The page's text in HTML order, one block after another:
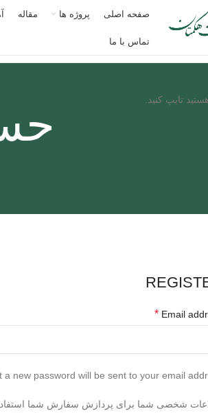
صفحه اصلی پروژه ها مقاله
تماس با ما
Email
*
a new password will be sent to your email
شخصی شما برای پردازش سفارش شما
تایپ کنید.